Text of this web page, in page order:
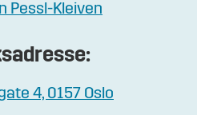
Pessl-Kleiven
4, 0157 Oslo